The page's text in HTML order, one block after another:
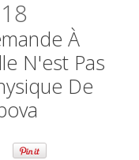
À
N'est Pas
De